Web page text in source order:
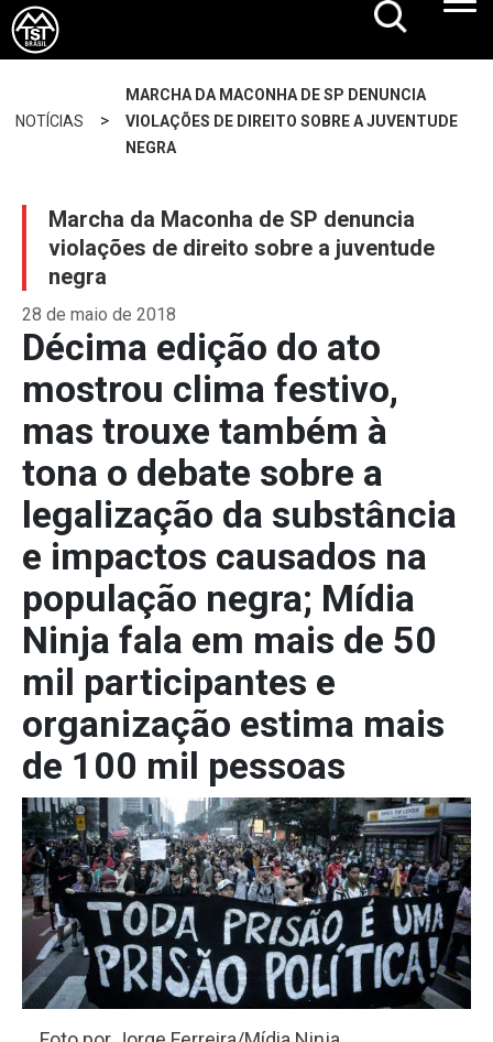
NOTÍCIAS >
MARCHA DA MACONHA DE SP DENUNCIA
VIOLAÇÕES DE DIREITO SOBRE A JUVENTUDE
NEGRA
Marcha da Maconha de SP denuncia
violações de direito sobre a juventude
negra
28 de maio de 2018
Décima edição do ato
mostrou clima festivo,
mas trouxe também à
tona o debate sobre a
legalização da substância
e impactos causados na
população negra; Mídia
Ninja fala em mais de 50
mil participantes e
organização estima mais
de 100 mil pessoas